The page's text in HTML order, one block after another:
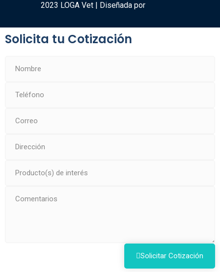
2023 LOGA Vet | Diseñada por
Solicita tu Cotización
Solicitar Cotización